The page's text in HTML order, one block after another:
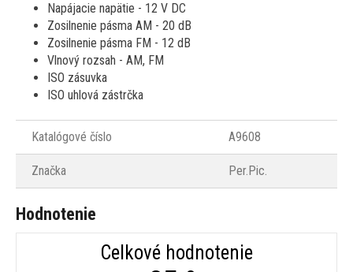
Napájacie napätie - 12 V DC
Zosilnenie pásma AM - 20 dB
Zosilnenie pásma FM - 12 dB
Vlnový rozsah - AM, FM
ISO zásuvka
ISO uhlová zástrčka
Katalógové číslo A9608
Značka Per.Pic.
Hodnotenie
Celkové hodnotenie